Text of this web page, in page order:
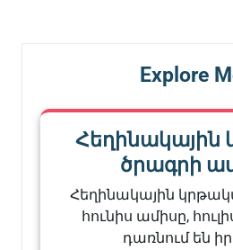
Explore
Հեղինակային
ծրագրի
Հեղինակային
հունիս ամիսը,
դառնում են